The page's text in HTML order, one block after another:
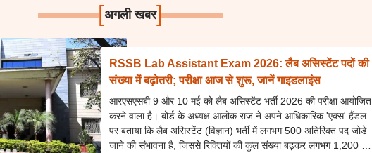
[अगली खबर]
RSSB Lab Assistant Exam 2026: लैब असिस्टेंट पदों की
संख्या में बढ़ोतरी; परीक्षा आज से शुरू, जानें गाइडलाइंस
आरएसएसबी 9 और 10 मई को लैब असिस्टेंट भर्ती 2026 की परीक्षा आयोजित
करने वाला है। बोर्ड के अध्यक्ष आलोक राज ने अपने आधिकारिक 'एक्स' हैंडल
पर बताया कि लैब असिस्टेंट (विज्ञान) भर्ती में लगभग 500 अतिरिक्त पद जोड़े
जाने की संभावना है, जिससे रिक्तियों की कुल संख्या बढ़कर लगभग 1,200 हो